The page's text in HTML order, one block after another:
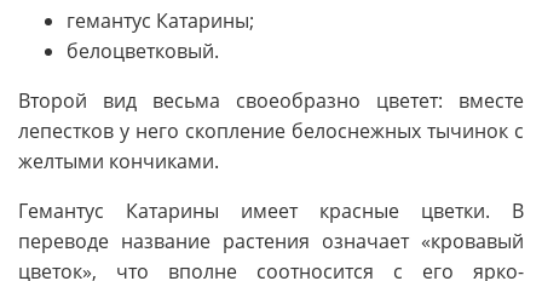
гемантус Катарины;
белоцветковый.
Второй вид весьма своеобразно цветет: вместе
лепестков у него скопление белоснежных тычинок с
желтыми кончиками.
Гемантус Катарины имеет красные цветки. В
переводе название растения означает «кровавый
цветок», что вполне соотносится с его ярко-